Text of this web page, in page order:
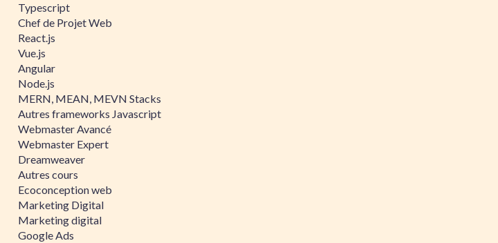
Typescript
Chef de Projet Web
React.js
Vue.js
Angular
Node.js
MERN, MEAN, MEVN Stacks
Autres frameworks Javascript
Webmaster Avancé
Webmaster Expert
Dreamweaver
Autres cours
Ecoconception web
Marketing Digital
Marketing digital
Google Ads